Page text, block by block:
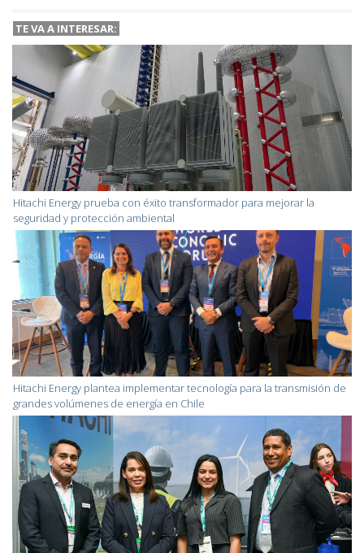
TE VA A INTERESAR:
Hitachi Energy prueba con éxito transformador para mejorar la
seguridad y protección ambiental
Hitachi Energy plantea implementar tecnología para la transmisión de
grandes volúmenes de energía en Chile